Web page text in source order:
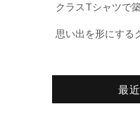
クラスTシャツで
思い出を形にする
最